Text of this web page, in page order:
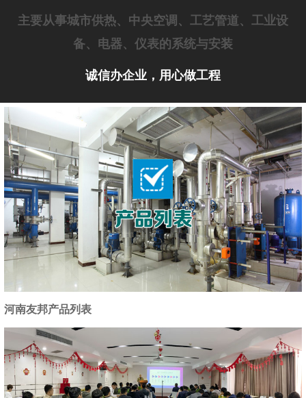
主要从事城市供热、中央空调、工艺管道、工业设
备、电器、仪表的系统与安装
诚信办企业，用心做工程
河南友邦产品列表